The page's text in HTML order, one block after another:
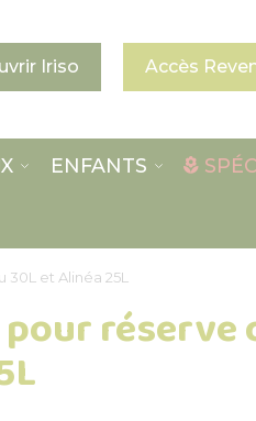
Iriso Accès
ENFANTS
et Alinéa 25L
réserve